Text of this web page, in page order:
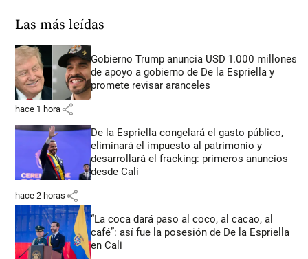
Las más leídas
Gobierno Trump anuncia USD 1.000 millones
de apoyo a gobierno de De la Espriella y
promete revisar aranceles
hace 1 hora share
De la Espriella congelará el gasto público,
eliminará el impuesto al patrimonio y
desarrollará el fracking: primeros anuncios
desde Cali
hace 2 horas share
“La coca dará paso al coco, al cacao, al
café”: así fue la posesión de De la Espriella
en Cali